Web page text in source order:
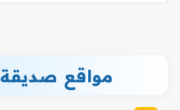
مواقع صديقة